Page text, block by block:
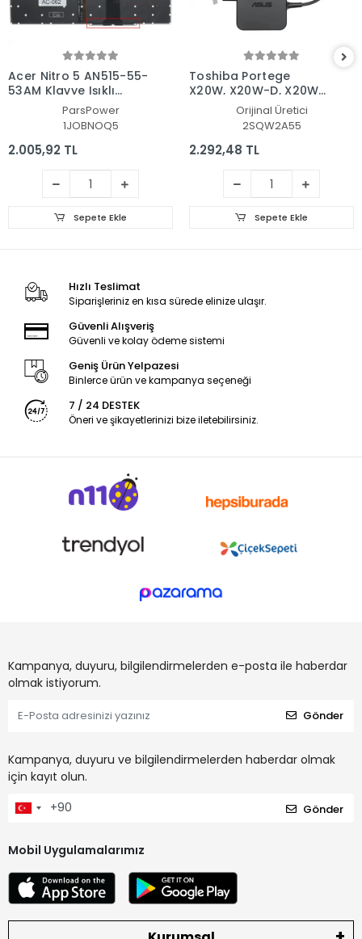
Acer Nitro 5 AN515-55-
53AM Klavye Işıklı
(Siyah TR)ParsPower
1JOBNOQ5
2.005,92 TL
Sepete Ekle
Toshiba Portege
X20W, X20W-D, X20W-
E Adaptör Şarj Aleti-
Orijinal Üretici
2SQW2A55
2.292,48 TL
Sepete Ekle
Hızlı Teslimat
Siparişleriniz en kısa sürede elinize ulaşır.
Güvenli Alışveriş
Güvenli ve kolay ödeme sistemi
Geniş Ürün Yelpazesi
Binlerce ürün ve kampanya seçeneği
7 / 24 DESTEK
Öneri ve şikayetlerinizi bize iletebilirsiniz.
Kampanya, duyuru, bilgilendirmelerden e-posta ile haberdar
olmak istiyorum.
Gönder
Kampanya, duyuru ve bilgilendirmelerden haberdar olmak
için kayıt olun.
Gönder
Mobil Uygulamalarımız